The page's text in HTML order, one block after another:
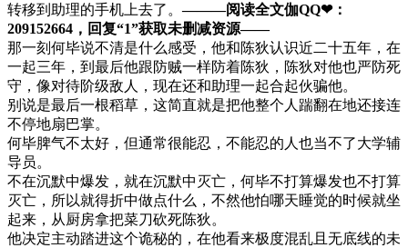
转移到助理的手机上去了。———阅读全文伽QQ❤：
209152664，回复“1”获取未删减资源—​​​​—
那一刻何毕说不清是什么感受，他和陈狄认识近二十五年，在
一起三年，到最后他跟防贼一样防着陈狄，陈狄对他也严防死
守，像对待阶级敌人，现在还和助理一起合起伙骗他。
别说是最后一根稻草，这简直就是把他整个人踹翻在地还接连
不停地扇巴掌。
何毕脾气不太好，但通常很能忍，不能忍的人也当不了大学辅
导员。
不在沉默中爆发，就在沉默中灭亡，何毕不打算爆发也不打算
灭亡，所以就得折中做点什么，不然他怕哪天睡觉的时候就坐
起来，从厨房拿把菜刀砍死陈狄。
他决定主动踏进这个诡秘的，在他看来极度混乱且无底线的未